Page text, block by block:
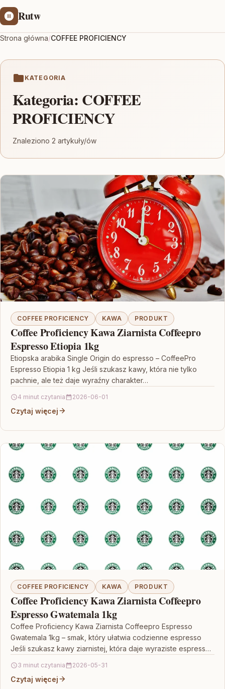
Rutw
Strona główna/COFFEE PROFICIENCY
KATEGORIA
Kategoria: COFFEE
PROFICIENCY
Znaleziono 2 artykuły/ów
COFFEE PROFICIENCY KAWA PRODUKT
Coffee Proficiency Kawa Ziarnista Coffeepro
Espresso Etiopia 1kg
Etiopska arabika Single Origin do espresso – CoffeePro
Espresso Etiopia 1 kg Jeśli szukasz kawy, która nie tylko
pachnie, ale też daje wyraźny charakter…
4 minut czytania 2026-06-01
Czytaj więcej
COFFEE PROFICIENCY KAWA PRODUKT
Coffee Proficiency Kawa Ziarnista Coffeepro
Espresso Gwatemala 1kg
Coffee Proficiency Kawa Ziarnista Coffeepro Espresso
Gwatemala 1kg – smak, który ułatwia codzienne espresso
Jeśli szukasz kawy ziarnistej, która daje wyraziste espresso i
3 minut czytania 2026-05-31
Czytaj więcej